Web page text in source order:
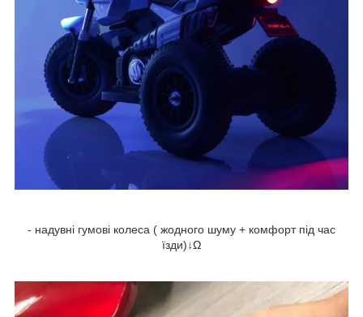
- надувні гумові колеса ( жодного шуму + комфорт під час
їзди)↓Ω